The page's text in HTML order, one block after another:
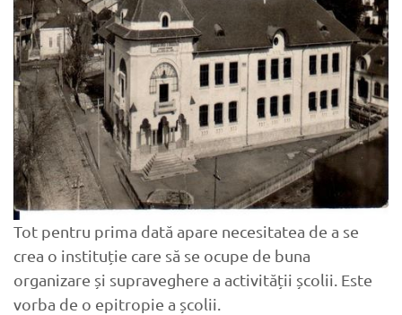
Tot pentru prima dată apare necesitatea de a se
crea o instituție care să se ocupe de buna
organizare și supraveghere a activității școlii. Este
vorba de o epitropie a școlii.